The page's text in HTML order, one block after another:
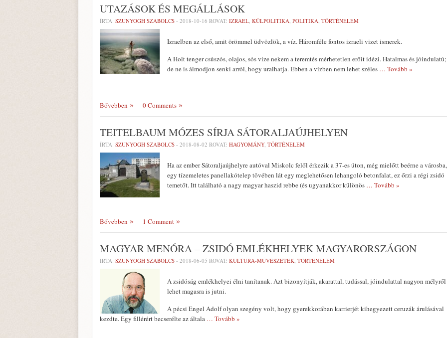
UTAZÁSOK ÉS MEGÁLLÁSOK
ÍRTA: SZUNYOGH SZABOLCS - 2018-10-16 ROVAT: IZRAEL, KÜLPOLITIKA, POLITIKA, TÖRTÉNELEM
Izraelben az első, amit örömmel üdvözlök, a víz. Háromféle fontos izraeli vizet ismerek.
A Holt tenger csúszós, olajos, sós vize nekem a teremtés mérhetetlen erőit idézi. Hatalmas és jóindulatú;
de ne is álmodjon senki arról, hogy uralhatja. Ebben a vízben nem lehet széles … Tovább »
Bővebben 0 Comments
TEITELBAUM MÓZES SÍRJA SÁTORALJAÚJHELYEN
ÍRTA: SZUNYOGH SZABOLCS - 2018-08-02 ROVAT: HAGYOMÁNY, TÖRTÉNELEM
Ha az ember Sátoraljaújhelyre autóval Miskolc felől érkezik a 37-es úton, még mielőtt beérne a városba,
egy tízemeletes panellakótelep tövében lát egy meglehetősen lehangoló betonfalat, ez őrzi a régi zsidó
temetőt. Itt található a nagy magyar haszid rebbe (és ugyanakkor különös … Tovább »
Bővebben 1 Comment
MAGYAR MENÓRA – ZSIDÓ EMLÉKHELYEK MAGYARORSZÁGON
ÍRTA: SZUNYOGH SZABOLCS - 2018-06-05 ROVAT: KULTÚRA-MŰVÉSZETEK, TÖRTÉNELEM
A zsidóság emlékhelyei élni tanítanak. Azt bizonyítják, akarattal, tudással, jóindulattal nagyon mélyről
lehet magasra is jutni.
A pécsi Engel Adolf olyan szegény volt, hogy gyerekkorában karrierjét kihegyezett ceruzák árulásával
kezdte. Egy fillérért becserélte az általa … Tovább »